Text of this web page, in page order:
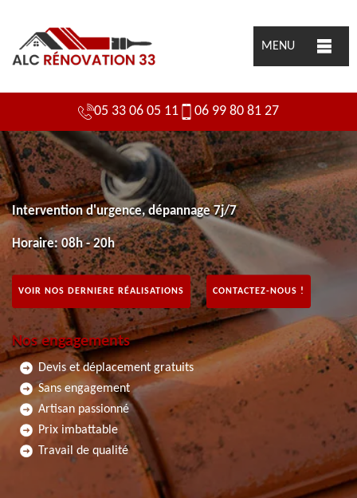
MENU
05 33 06 05 11 06 99 80 81 27
Intervention d'urgence, dépannage 7j/7
Horaire: 08h - 20h
VOIR NOS DERNIERE RÉALISATIONS CONTACTEZ-NOUS !
Nos engagements
Devis et déplacement gratuits
Sans engagement
Artisan passionné
Prix imbattable
Travail de qualité